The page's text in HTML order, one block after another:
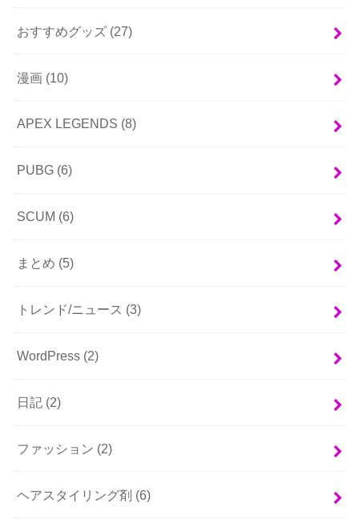
おすすめグッズ (27)
漫画 (10)
APEX LEGENDS (8)
PUBG (6)
SCUM (6)
まとめ (5)
トレンド/ニュース (3)
WordPress (2)
日記 (2)
ファッション (2)
ヘアスタイリング剤 (6)